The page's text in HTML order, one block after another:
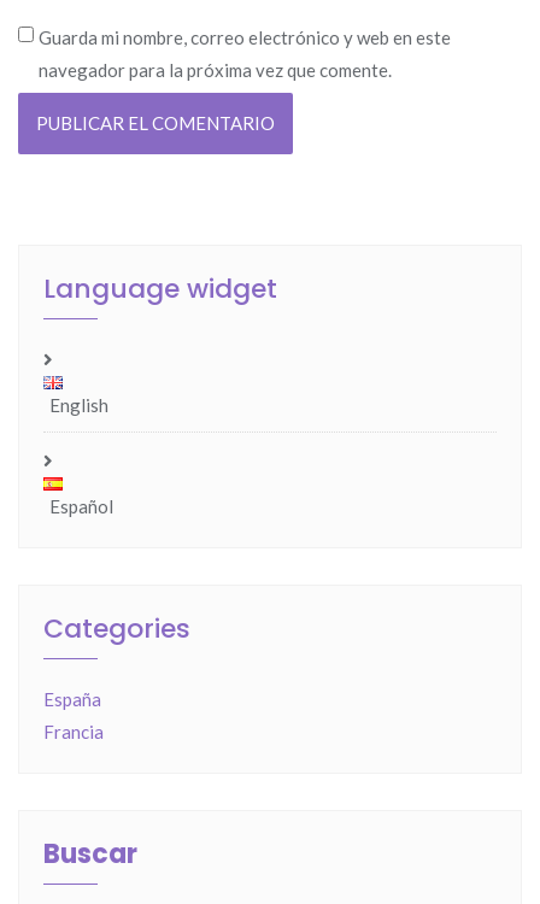
Guarda mi nombre, correo electrónico y web en este
navegador para la próxima vez que comente.
Language widget
English
Español
Categories
España
Francia
Buscar